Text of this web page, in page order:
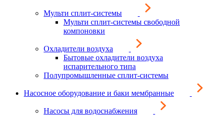
Мульти сплит-системы
Мульти сплит-системы свободной
компоновки
Охладители воздуха
Бытовые охладители воздуха
испарительного типа
Полупромышленные сплит-системы
Насосное оборудование и баки мембранные
Насосы для водоснабжения